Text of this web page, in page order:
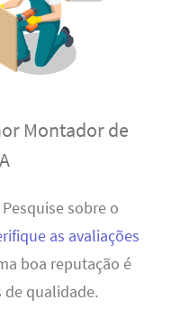
Montador de
Pesquise sobre o
as avaliações
boa reputação é
de qualidade.